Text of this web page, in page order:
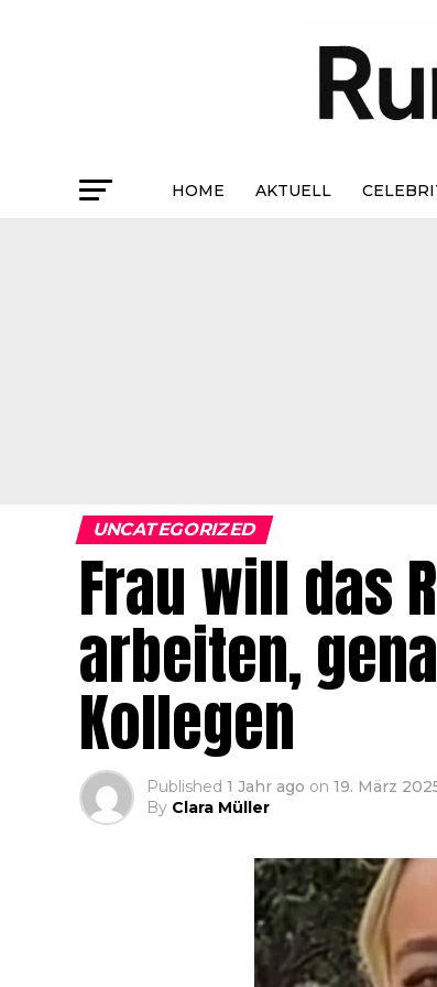
HOME AKTUELL
UNCATEGORIZED
Frau will das
arbeiten,
Kollegen
Published 1 Jahr ago on 19. März
By Clara Müller